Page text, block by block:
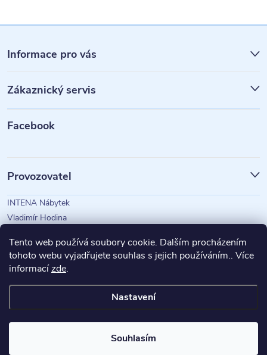
Tento web používá soubory cookie. Dalším procházením
tohoto webu vyjadřujete souhlas s jejich používáním.. Více
informacízde.
Nastavení
Souhlasím
á
p
a
Informace pro vás
Zákaznický servis
Facebook
Provozovatel
INTENA Nábytek
Vladimír Hodina
Copyright 2026INTENA Nábytek. Všechna práva vyhrazena.